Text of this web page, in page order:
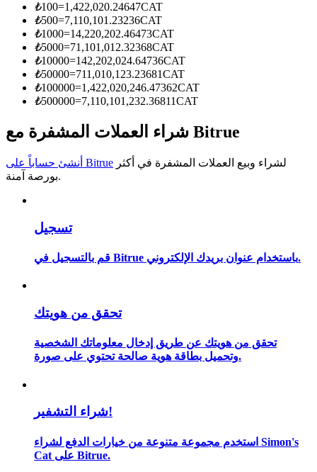
معلومة
تحليل البيانات الضخمة بما في ذلك المعلومات التجارية، وما
إلى ذلك.
دليل المبتدئين للعقود الآجلة
استراتيجيات التداول
₺100=1,422,020.24647CAT
₺500=7,110,101.23236CAT
₺1000=14,220,202.46473CAT
₺5000=71,101,012.32368CAT
₺10000=142,202,024.64736CAT
₺50000=711,010,123.23681CAT
₺100000=1,422,020,246.47362CAT
₺500000=7,110,101,232.36811CAT
شراء العملات المشفرة مع Bitrue
أنشئ حساباً على Bitrue
بورصة آمنة.
تسجيل
قم بالتسجيل في Bitrue باستخدام عنوان بريدك الإلكتروني.
تحقق من هويتك
تحقق من هويتك عن طريق إدخال معلوماتك الشخصية
وتحميل بطاقة هوية صالحة تحتوي على صورة.
شراء التشفير!
استخدم مجموعة متنوعة من خيارات الدفع لشراء Simon's
Cat على Bitrue.